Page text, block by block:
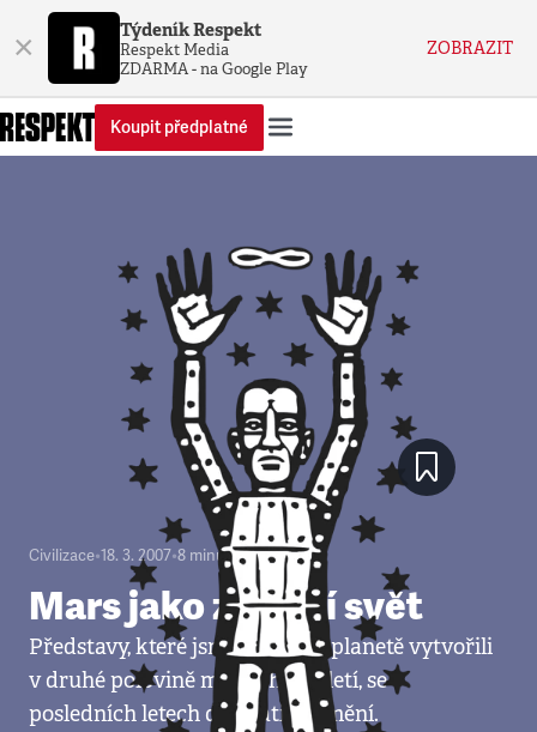
× Týdeník Respekt
Respekt Media
ZDARMA - na Google Play
ZOBRAZIT
Koupit předplatné
Civilizace•18. 3. 2007•8 minut
Mars jako záložní svět
Představy, které jsme si o rudé planetě vytvořili
v druhé polovině minulého století, se v
posledních letech dramaticky mění.